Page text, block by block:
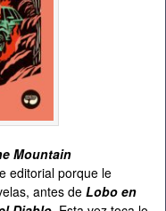
Mountain
editorial porque le
antes de Lobo en